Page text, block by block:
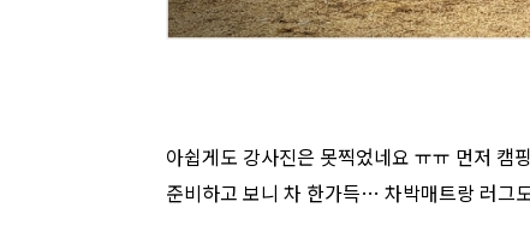
아쉽게도 강사진은 못찍었네요 ㅠㅠ 먼저
준비하고 보니 차 한가득… 차박매트랑 러그